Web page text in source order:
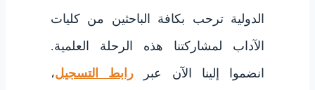
الدولية ترحب بكافة الباحثين من كليات
الآداب لمشاركتنا هذه الرحلة العلمية.
انضموا إلينا الآن عبر رابط التسجيل،